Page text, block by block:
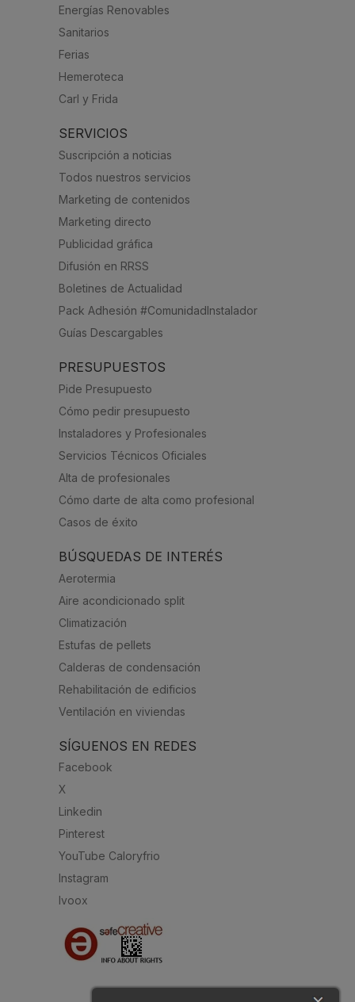
Energías Renovables
Sanitarios
Ferias
Hemeroteca
Carl y Frida
SERVICIOS
Suscripción a noticias
Todos nuestros servicios
Marketing de contenidos
Marketing directo
Publicidad gráfica
Difusión en RRSS
Boletines de Actualidad
Pack Adhesión #ComunidadInstalador
Guías Descargables
PRESUPUESTOS
Pide Presupuesto
Cómo pedir presupuesto
Instaladores y Profesionales
Servicios Técnicos Oficiales
Alta de profesionales
Cómo darte de alta como profesional
Casos de éxito
BÚSQUEDAS DE INTERÉS
Aerotermia
Aire acondicionado split
Climatización
Estufas de pellets
Calderas de condensación
Rehabilitación de edificios
Ventilación en viviendas
SÍGUENOS EN REDES
Facebook
X
Linkedin
Pinterest
YouTube Caloryfrio
Instagram
Ivoox